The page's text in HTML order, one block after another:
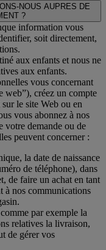
NOUS AUPRES DE
?
information vous
soit directement,
aux enfants et nous ne
aux enfants.
vous concernant
web”), créez un compte
le site Web ou en
vous abonnez à nos
votre demande ou de
peuvent concerner :
la date de naissance
de téléphone), dans
de faire un achat en tant
à nos communications
par exemple la
relatives la livraison,
de gérer vos